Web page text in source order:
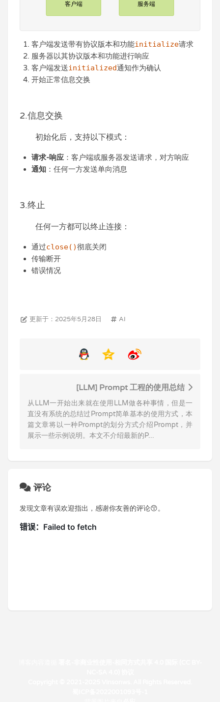
客户端 服务端
客户端发送带有协议版本和功能initialize请求
服务器以其协议版本和功能进行响应
客户端发送initialized通知作为确认
开始正常信息交换
2.信息交换
初始化后，支持以下模式：
请求-响应 ：客户端或服务器发送请求，对方响应
通知 ：任何一方发送单向消息
3.终止
任何一方都可以终止连接：
通过close()彻底关闭
传输断开
错误情况
更新于：2025年5月28日 AI
[LLM] Prompt 工程的使用总结
从LLM一开始出来就在使用LLM做各种事情，但是一
直没有系统的总结过Prompt简单基本的使用方式，本
篇文章将以一种Prompt的划分方式介绍Prompt，并
展示一些示例说明。本文不介绍最新的P...
评论
发现文章有误欢迎指出，感谢你友善的评论😙。